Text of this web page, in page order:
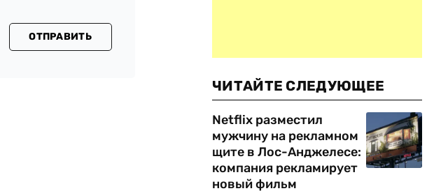
ОТПРАВИТЬ
ЧИТАЙТЕ СЛЕДУЮЩЕЕ
Netflix разместил
мужчину на рекламном
щите в Лос-Анджелесе:
компания рекламирует
новый фильм